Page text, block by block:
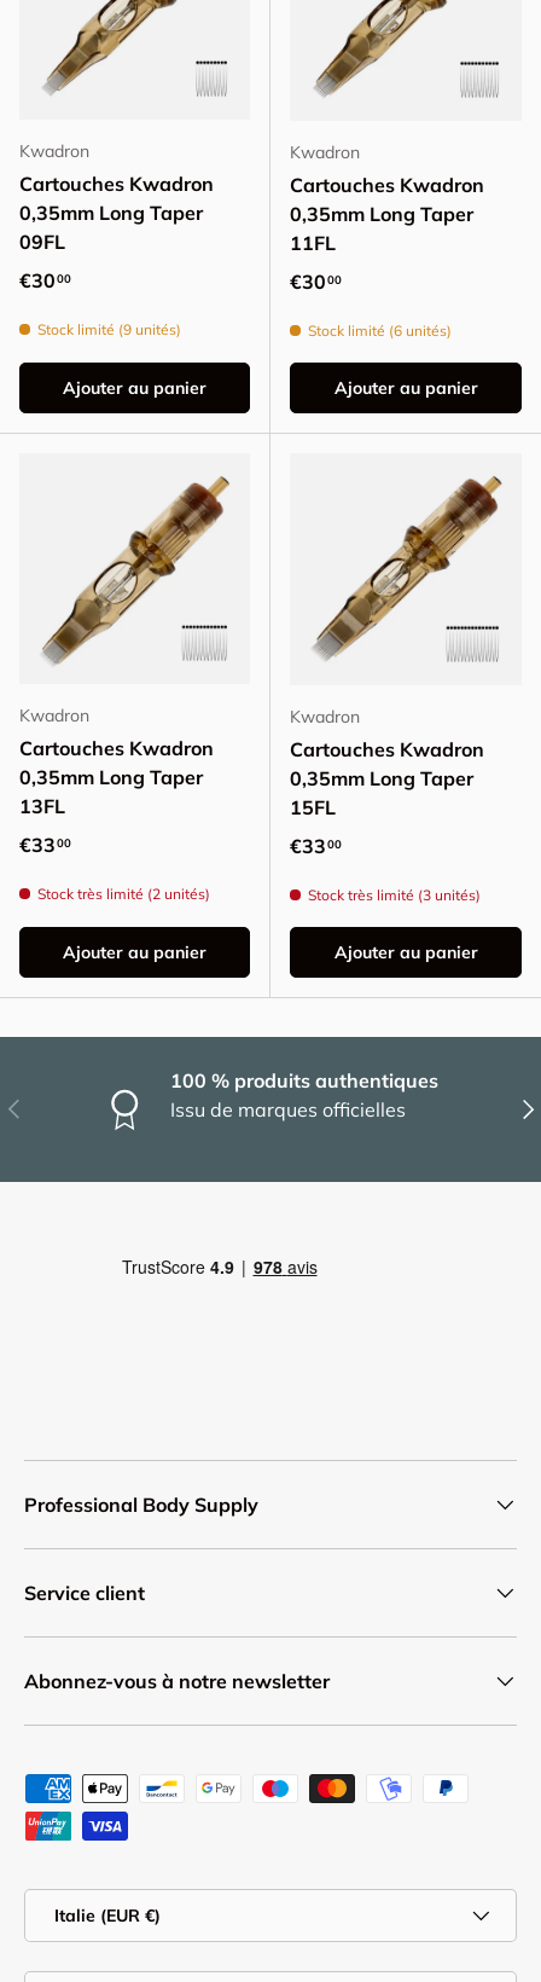
Kwadron
Cartouches Kwadron
0,35mm Long Taper
09FL
Prix habituel
€3000
Stock limité (9 unités)
Ajouter au panier
Kwadron
Cartouches Kwadron
0,35mm Long Taper
11FL
Prix habituel
€3000
Stock limité (6 unités)
Ajouter au panier
Kwadron
Cartouches Kwadron
0,35mm Long Taper
13FL
Prix habituel
€3300
Stock très limité (2 unités)
Ajouter au panier
Kwadron
Cartouches Kwadron
0,35mm Long Taper
15FL
Prix habituel
€3300
Stock très limité (3 unités)
Ajouter au panier
Précédent
100 % produits authentiques
Issu de marques officielles
Professional Body Supply
Service client
Abonnez-vous à notre newsletter
Moyens de paiement acceptés
Italie (EUR €)